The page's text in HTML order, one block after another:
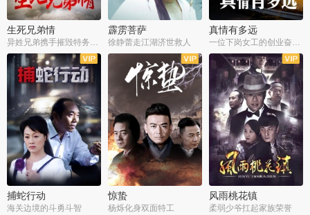
生死兄弟情
异姓兄弟携手摧毁特务阴谋
霹雳菩萨
徐静蕾走江湖济世救人
真情有多远
一位下岗女工的创业奋斗史
全22集
捕蛇行动
海关边境的斗勇斗智
全39集
惊蛰
杨烁化身双面特工
全36集
风雨桃花镇
柔弱少爷扛起家族荣誉